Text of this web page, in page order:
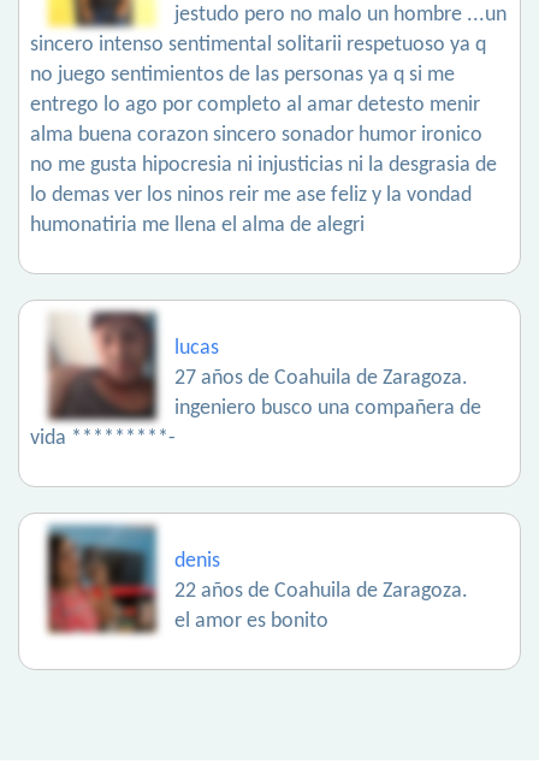
jestudo pero no malo un hombre ...un
sincero intenso sentimental solitarii respetuoso ya q
no juego sentimientos de las personas ya q si me
entrego lo ago por completo al amar detesto menir
alma buena corazon sincero sonador humor ironico
no me gusta hipocresia ni injusticias ni la desgrasia de
lo demas ver los ninos reir me ase feliz y la vondad
humonatiria me llena el alma de alegri
lucas
27 años de Coahuila de Zaragoza.
ingeniero busco una compañera de
vida *********-
denis
22 años de Coahuila de Zaragoza.
el amor es bonito